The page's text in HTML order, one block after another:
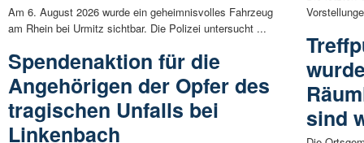
Am 6. August 2026 wurde ein geheimnisvolles Fahrzeug
am Rhein bei Urmitz sichtbar. Die Polizei untersucht ...
Spendenaktion für die
Angehörigen der Opfer des
tragischen Unfalls bei
Linkenbach
sind